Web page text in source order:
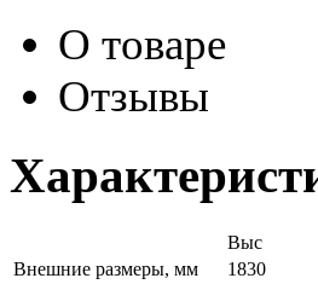
О товаре
Отзывы
Выс
Внешние размеры, мм
1830